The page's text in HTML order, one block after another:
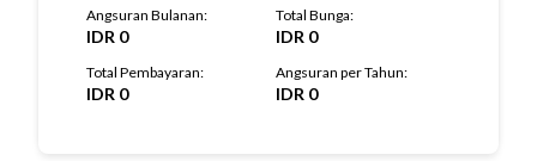
Angsuran Bulanan:
IDR 0
Total Bunga:
IDR 0
Total Pembayaran:
IDR 0
Angsuran per Tahun:
IDR 0